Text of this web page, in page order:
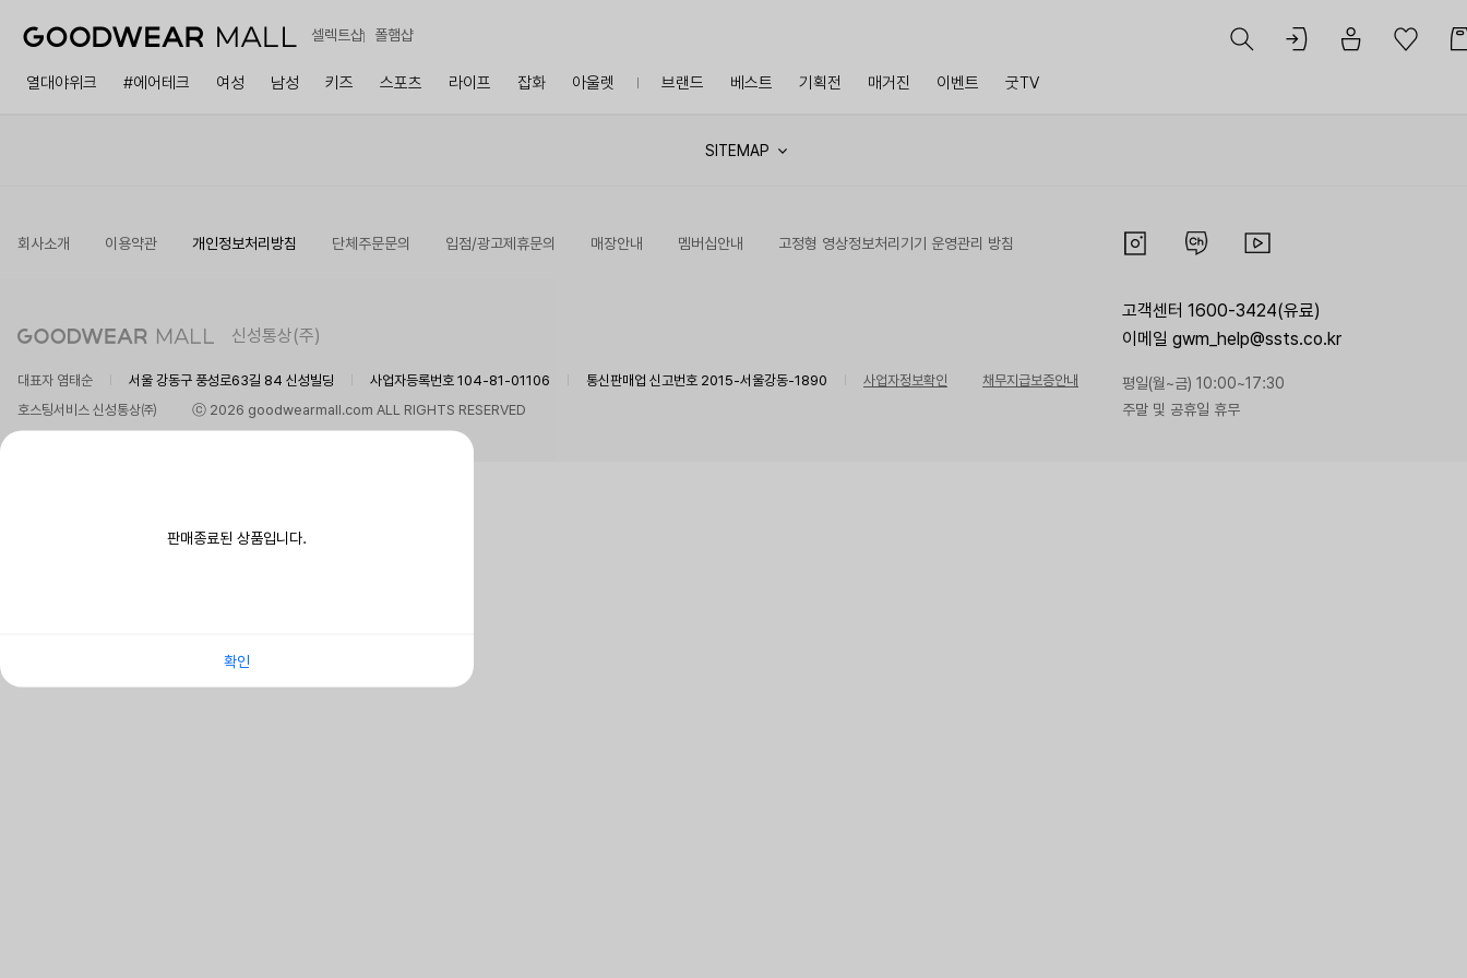
셀렉트샵 폴햄샵
열대야위크 #에어테크 여성 남성 키즈 스포츠 라이프 잡화 아울렛 브랜드 베스트 기획전 매거진 이벤트 굿TV
판매종료된 상품입니다.
확인
SITEMAP
회사소개 이용약관 개인정보처리방침 단체주문문의 입점/광고제휴문의 매장안내 멤버십안내 고정형 영상정보처리기기 운영관리 방침
신성통상(주)
대표자 염태순 서울 강동구 풍성로63길 84 신성빌딩 사업자등록번호 104-81-01106 통신판매업 신고번호 2015-서울강동-1890 사업자정보확인
채무지급보증안내
호스팅서비스 신성통상㈜
ⓒ 2026 goodwearmall.com ALL RIGHTS RESERVED
고객센터 1600-3424(유료)
이메일 gwm_help@ssts.co.kr
평일(월~금) 10:00~17:30
주말 및 공휴일 휴무